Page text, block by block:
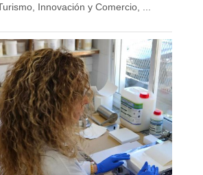
Innovación y Comercio, ...